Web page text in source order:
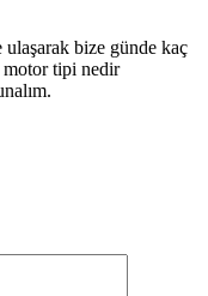
ulaşarak bize günde kaç
motor tipi nedir